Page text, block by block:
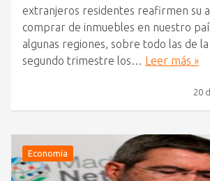
extranjeros residentes reafirmen su
comprar de inmuebles en nuestro
algunas regiones, sobre todo las de
segundo trimestre los… Leer más »
20
Economía